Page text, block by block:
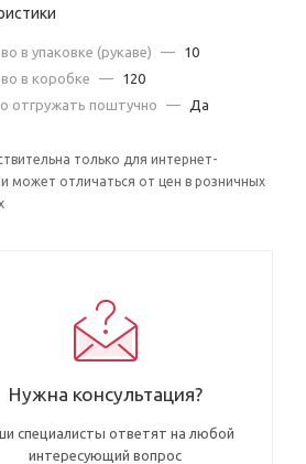
в упаковке (рукаве) —
10
в коробке
—
120
отгружать поштучно
— Да
только для интернет-
может отличаться от цен в розничных
Нужна консультация?
специалисты ответят на любой
интересующий вопрос